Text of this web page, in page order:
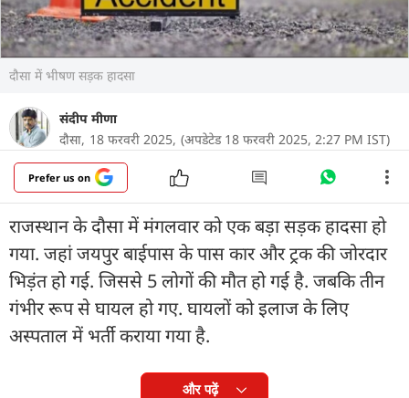
दौसा में भीषण सड़क हादसा
संदीप मीणा
दौसा, 18 फरवरी 2025, (अपडेटेड 18 फरवरी 2025, 2:27 PM IST)
Prefer us on
राजस्थान के दौसा में मंगलवार को एक बड़ा सड़क हादसा हो
गया. जहां जयपुर बाईपास के पास कार और ट्रक की जोरदार
भिड़ंत हो गई. जिससे 5 लोगों की मौत हो गई है. जबकि तीन
गंभीर रूप से घायल हो गए. घायलों को इलाज के लिए
अस्पताल में भर्ती कराया गया है.
और पढ़ें